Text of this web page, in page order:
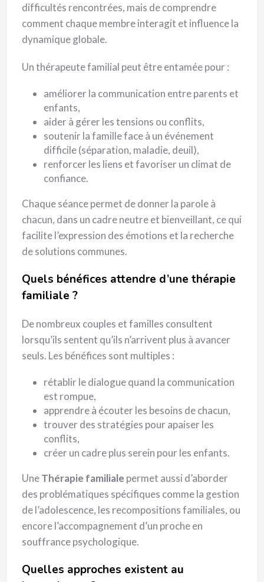
difficultés rencontrées, mais de comprendre
comment chaque membre interagit et influence la
dynamique globale.
Un thérapeute familial peut être entamée pour :
améliorer la communication entre parents et
enfants,
aider à gérer les tensions ou conflits,
soutenir la famille face à un événement
difficile (séparation, maladie, deuil),
renforcer les liens et favoriser un climat de
confiance.
Chaque séance permet de donner la parole à
chacun, dans un cadre neutre et bienveillant, ce qui
facilite l’expression des émotions et la recherche
de solutions communes.
Quels bénéfices attendre d’une thérapie
familiale ?
De nombreux couples et familles consultent
lorsqu’ils sentent qu’ils n’arrivent plus à avancer
seuls. Les bénéfices sont multiples :
rétablir le dialogue quand la communication
est rompue,
apprendre à écouter les besoins de chacun,
trouver des stratégies pour apaiser les
conflits,
créer un cadre plus serein pour les enfants.
UneThérapie familiale permet aussi d’aborder
des problématiques spécifiques comme la gestion
de l’adolescence, les recompositions familiales, ou
encore l’accompagnement d’un proche en
souffrance psychologique.
Quelles approches existent au